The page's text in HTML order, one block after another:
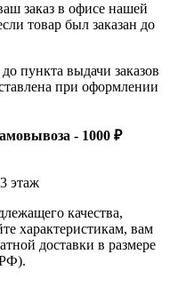
заказ в офисе нашей
товар был заказан до
пункта выдачи заказов
при оформлении
- 1000 ₽
этаж
качества,
характеристикам, вам
доставки в размере